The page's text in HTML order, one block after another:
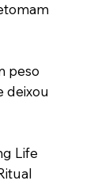
peso
deixou
Life